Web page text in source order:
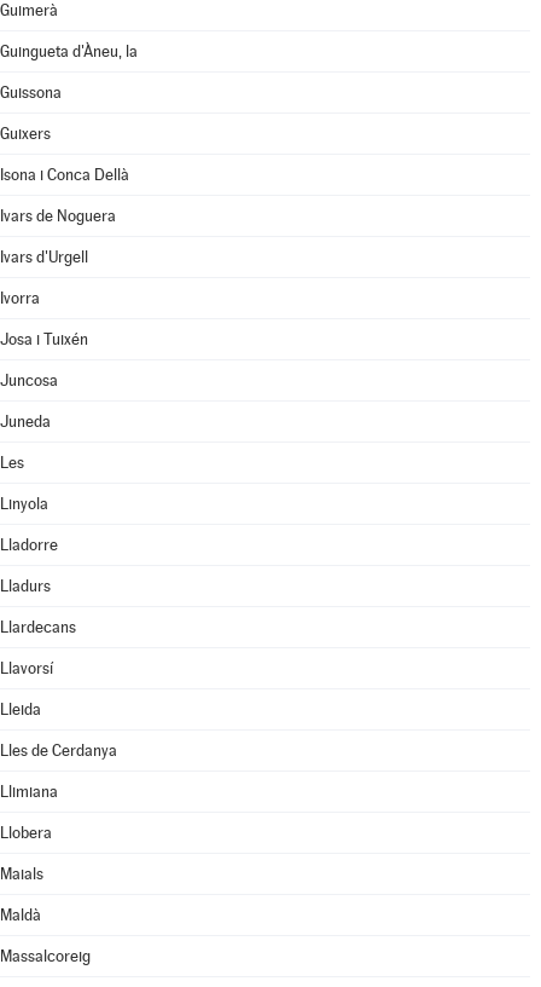
Guimerà
Guingueta d'Àneu, la
Guissona
Guixers
Isona i Conca Dellà
Ivars de Noguera
Ivars d'Urgell
Ivorra
Josa i Tuixén
Juncosa
Juneda
Les
Linyola
Lladorre
Lladurs
Llardecans
Llavorsí
Lleida
Lles de Cerdanya
Llimiana
Llobera
Maials
Maldà
Massalcoreig